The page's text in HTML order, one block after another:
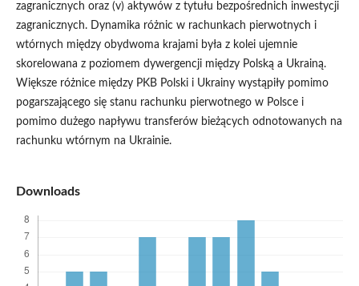
zagranicznych oraz (v) aktywów z tytułu bezpośrednich inwestycji
zagranicznych. Dynamika różnic w rachunkach pierwotnych i
wtórnych między obydwoma krajami była z kolei ujemnie
skorelowana z poziomem dywergencji między Polską a Ukrainą.
Większe różnice między PKB Polski i Ukrainy wystąpiły pomimo
pogarszającego się stanu rachunku pierwotnego w Polsce i
pomimo dużego napływu transferów bieżących odnotowanych na
rachunku wtórnym na Ukrainie.
Downloads